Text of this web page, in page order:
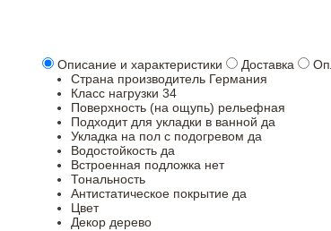
Описание и характеристики Доставка
Страна производитель Германия
Класс нагрузки 34
Поверхность (на ощупь) рельефная
Подходит для укладки в ванной да
Укладка на пол c подогревом да
Водостойкость да
Встроенная подложка нет
Тональность
Антистатическое покрытие да
Цвет
Декор дерево